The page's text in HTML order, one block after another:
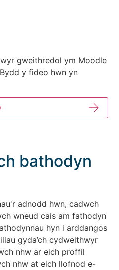
gweithredol ym Moodle
y fideo hwn yn
bathodyn
adnodd hwn, cadwch
wneud cais am fathodyn
hyn i arddangos
gyda’ch cydweithwyr
nhw ar eich proffil
nhw at eich llofnod e-